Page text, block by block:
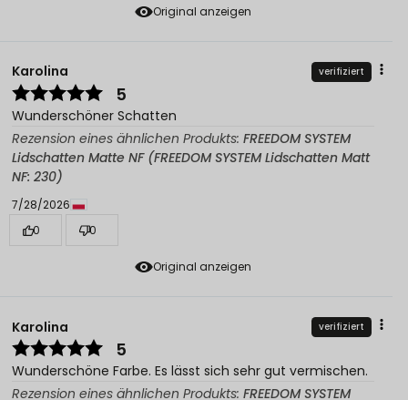
Original anzeigen
Original anzeigen
Karolina verifiziert
5
Wunderschöner Schatten
Rezension eines ähnlichen Produkts: FREEDOM SYSTEM
Lidschatten Matte NF (FREEDOM SYSTEM Lidschatten Matt
NF: 230)
7/28/2026
0
0
Karolina verifiziert
5
Wunderschöne Farbe. Es lässt sich sehr gut vermischen.
Rezension eines ähnlichen Produkts: FREEDOM SYSTEM